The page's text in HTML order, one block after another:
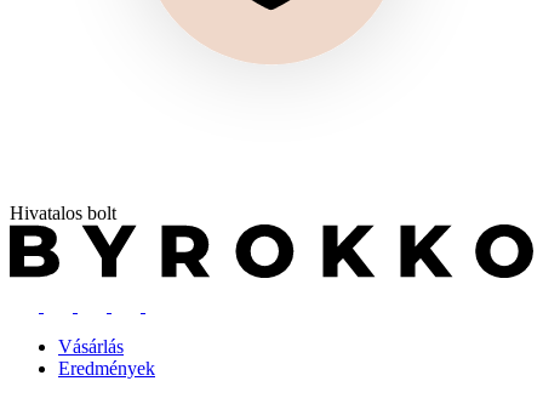
Hivatalos bolt
Vásárlás
Eredmények